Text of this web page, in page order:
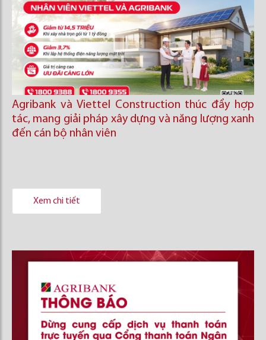
Agribank và Viettel Construction thúc đẩy hợp
tác, mang giải pháp xây dựng và năng lượng xanh
đến cán bộ nhân viên
Xem chi tiết